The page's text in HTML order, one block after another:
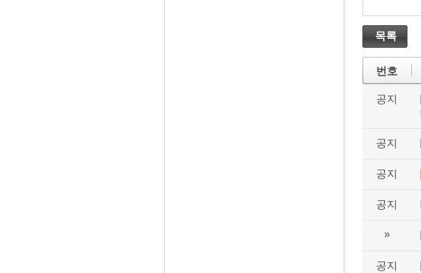
목록
번호
공지
공지
공지
공지
»
공지